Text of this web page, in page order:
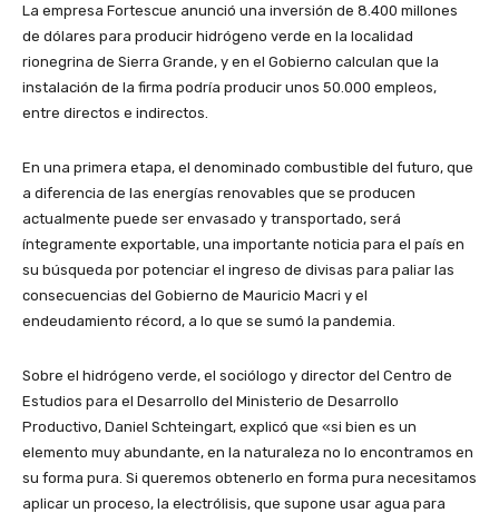
La empresa Fortescue anunció una inversión de 8.400 millones
de dólares para producir hidrógeno verde en la localidad
rionegrina de Sierra Grande, y en el Gobierno calculan que la
instalación de la firma podría producir unos 50.000 empleos,
entre directos e indirectos.
En una primera etapa, el denominado combustible del futuro, que
a diferencia de las energías renovables que se producen
actualmente puede ser envasado y transportado, será
íntegramente exportable, una importante noticia para el país en
su búsqueda por potenciar el ingreso de divisas para paliar las
consecuencias del Gobierno de Mauricio Macri y el
endeudamiento récord, a lo que se sumó la pandemia.
Sobre el hidrógeno verde, el sociólogo y director del Centro de
Estudios para el Desarrollo del Ministerio de Desarrollo
Productivo, Daniel Schteingart, explicó que «si bien es un
elemento muy abundante, en la naturaleza no lo encontramos en
su forma pura. Si queremos obtenerlo en forma pura necesitamos
aplicar un proceso, la electrólisis, que supone usar agua para